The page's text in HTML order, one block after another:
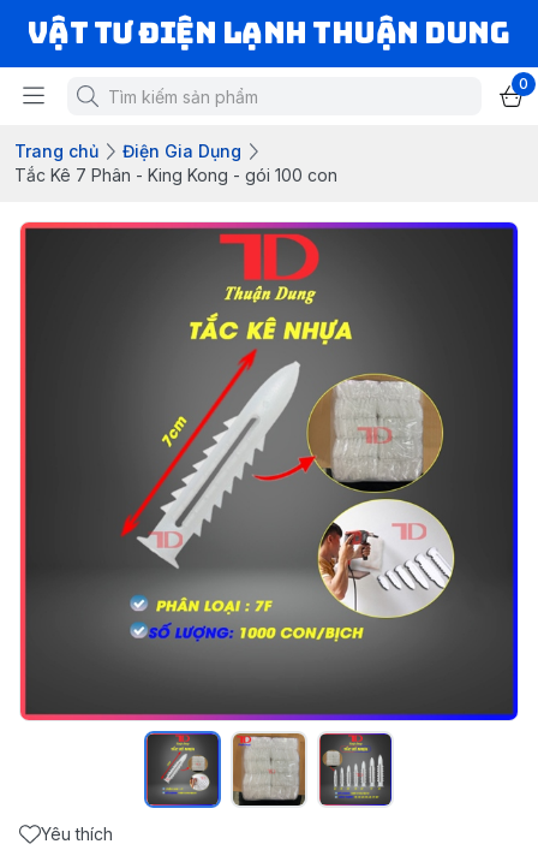
VẬT TƯ ĐIỆN LẠNH THUẬN DUNG
0
Trang chủ
Điện Gia Dụng
Tắc Kê 7 Phân - King Kong - gói 100 con
Yêu thích